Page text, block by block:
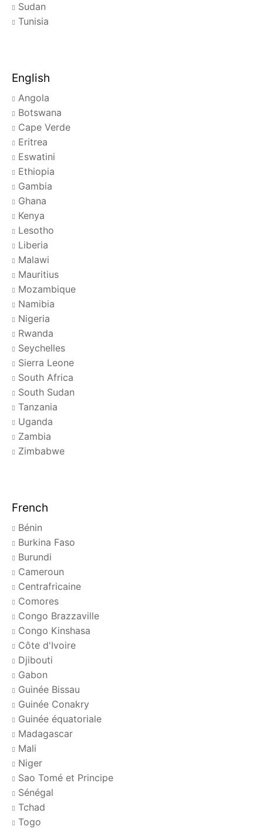
Sudan
Tunisia
English
Angola
Botswana
Cape Verde
Eritrea
Eswatini
Ethiopia
Gambia
Ghana
Kenya
Lesotho
Liberia
Malawi
Mauritius
Mozambique
Namibia
Nigeria
Rwanda
Seychelles
Sierra Leone
South Africa
South Sudan
Tanzania
Uganda
Zambia
Zimbabwe
French
Bénin
Burkina Faso
Burundi
Cameroun
Centrafricaine
Comores
Congo Brazzaville
Congo Kinshasa
Côte d'Ivoire
Djibouti
Gabon
Guinée Bissau
Guinée Conakry
Guinée équatoriale
Madagascar
Mali
Niger
Sao Tomé et Principe
Sénégal
Tchad
Togo